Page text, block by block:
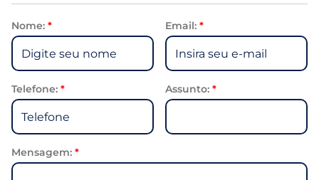
Nome: * Email: *
Telefone: * Assunto: *
Mensagem: *